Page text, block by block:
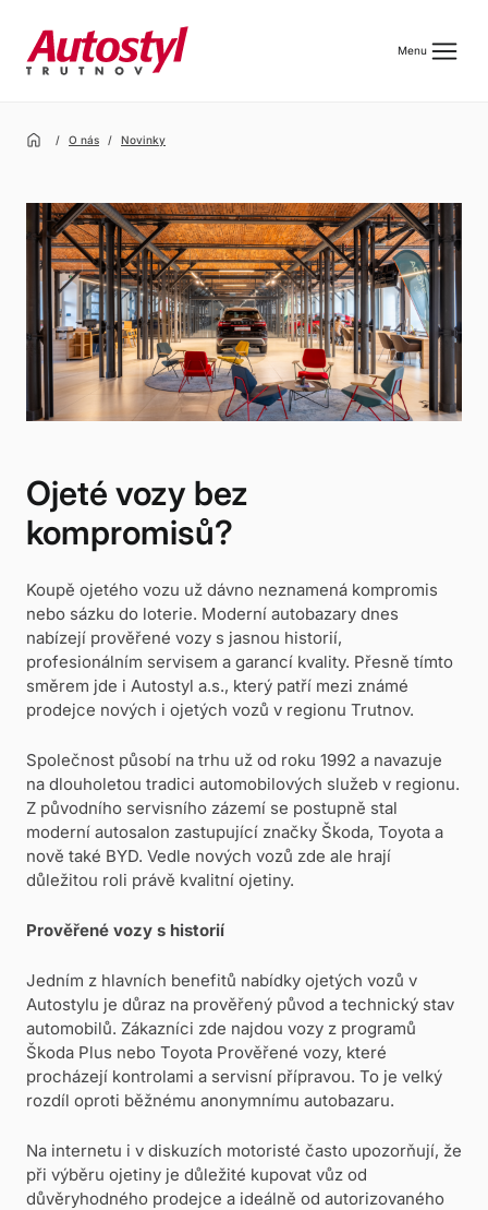
Menu menu
home O nás Novinky
Ojeté vozy bez
kompromisů?
Koupě ojetého vozu už dávno neznamená kompromis
nebo sázku do loterie. Moderní autobazary dnes
nabízejí prověřené vozy s jasnou historií,
profesionálním servisem a garancí kvality. Přesně tímto
směrem jde i Autostyl a.s., který patří mezi známé
prodejce nových i ojetých vozů v regionu Trutnov.
Společnost působí na trhu už od roku 1992 a navazuje
na dlouholetou tradici automobilových služeb v regionu.
Z původního servisního zázemí se postupně stal
moderní autosalon zastupující značky Škoda, Toyota a
nově také BYD. Vedle nových vozů zde ale hrají
důležitou roli právě kvalitní ojetiny.
Prověřené vozy s historií
Jedním z hlavních benefitů nabídky ojetých vozů v
Autostylu je důraz na prověřený původ a technický stav
automobilů. Zákazníci zde najdou vozy z programů
Škoda Plus nebo Toyota Prověřené vozy, které
procházejí kontrolami a servisní přípravou. To je velký
rozdíl oproti běžnému anonymnímu autobazaru.
Na internetu i v diskuzích motoristé často upozorňují, že
při výběru ojetiny je důležité kupovat vůz od
důvěryhodného prodejce a ideálně od autorizovaného